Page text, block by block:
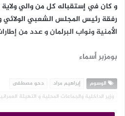
و كان في إستقباله كل من والي
رفقة رئيس المجلس الشعبي الولائي
الأمنية ونواب البرلمان و عدد من
بومزبر أسماء
الوسوم إبراهيم مراد
دحو مصطفى
وزير الداخلية والجماعات المحلية و التهيئة